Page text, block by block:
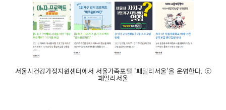
서울시건강가정지원센터에서 서울가족포털 '패밀리서울'을 운영한다. ⓒ
패밀리서울